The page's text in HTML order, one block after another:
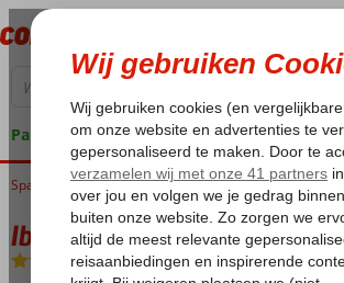
Pakketgarantie
Home Balearen Mallorca Playa de Palma Iberostar
Iberostar Selection Playa de
Logies en ontbijt-Hotel